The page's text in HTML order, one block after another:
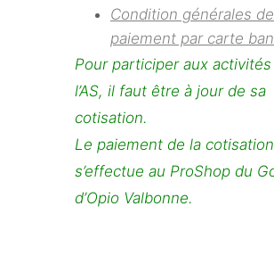
Condition générales de
paiement par carte
Pour participer aux activités
l’AS, il faut être à jour de sa
cotisation.
Le paiement de la cotisation
s’effectue au ProShop du
d’Opio Valbonne.